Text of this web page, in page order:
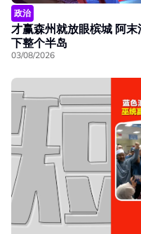
政治
才赢森州就放眼槟城 阿
下整个半岛
03/08/2026